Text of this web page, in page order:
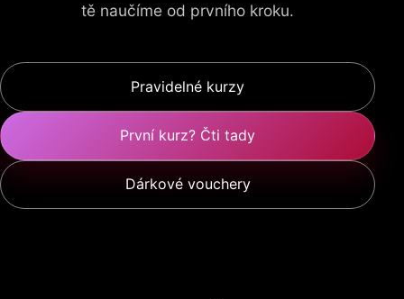
tě naučíme od prvního kroku.
Pravidelné kurzy
První kurz? Čti tady
Dárkové vouchery